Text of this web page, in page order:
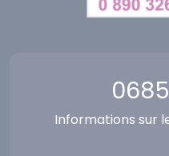
Informations sur